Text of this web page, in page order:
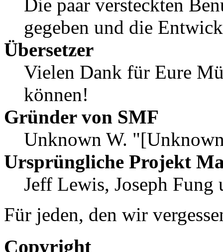
Die paar versteckten
gegeben und die
Übersetzer
Vielen Dank für Eure
können!
Gründer von SMF
Unknown W.
Ursprüngliche Projekt
Jeff Lewis, Joseph
Für jeden, den wir
Copyright